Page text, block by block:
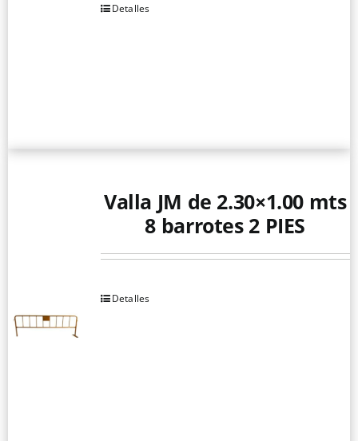
Detalles
Valla JM de 2.30×1.00 mts
8 barrotes 2 PIES
Detalles